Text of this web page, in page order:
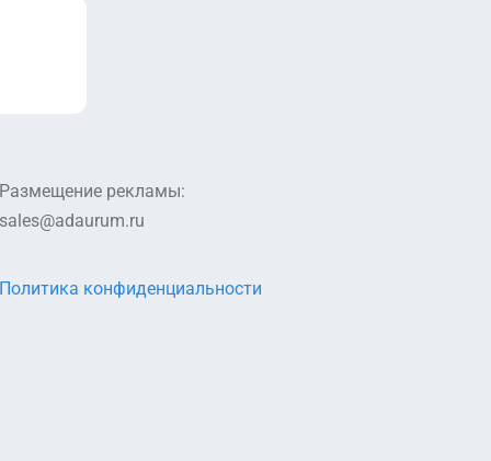
Размещение рекламы:
sales@adaurum.ru
Политика конфиденциальности